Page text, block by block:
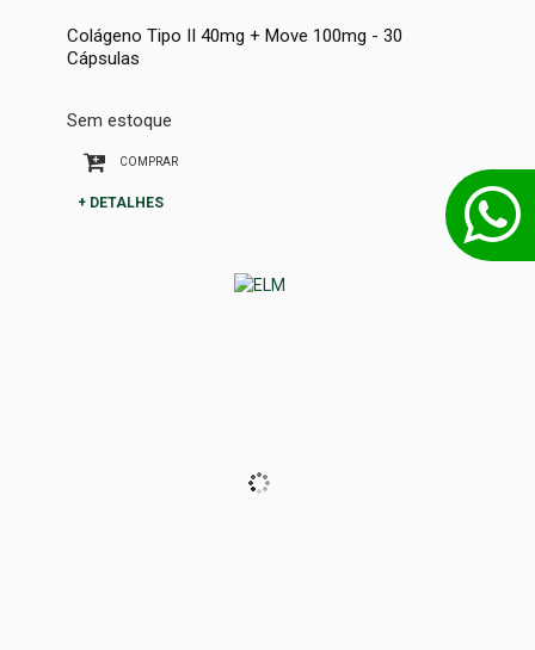
Colágeno Tipo II 40mg + Move 100mg - 30
Cápsulas
Sem estoque
COMPRAR
+ DETALHES